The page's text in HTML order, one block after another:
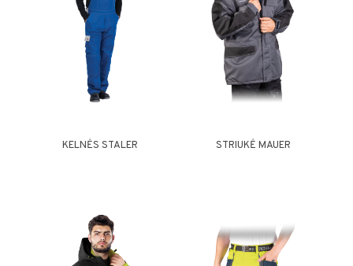
KELNĖS STALER STRIUKĖ MAUER